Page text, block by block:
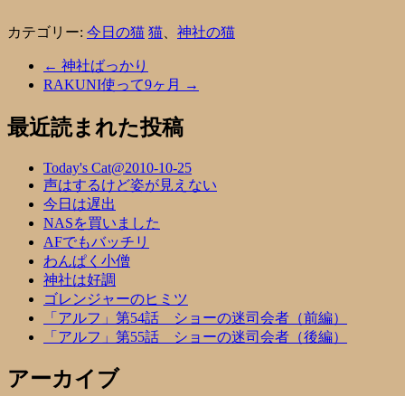
カテゴリー: 今日の猫 猫 神社の猫
← 神社ばっかり
RAKUNI使って9ヶ月
→
最近読まれた投稿
Today's Cat@2010-10-25
声はするけど姿が見えない
今日は遅出
NASを買いました
AFでもバッチリ
わんぱく小僧
神社は好調
ゴレンジャーのヒミツ
「アルフ」第54話 ショーの迷司会者（前編）
「アルフ」第55話 ショーの迷司会者（後編）
アーカイブ